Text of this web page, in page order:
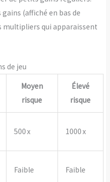
(affiché en bas de
multipliers qui apparaissent
de jeu
Moyen
risque
Élevé
risque
500 x 1000 x
Faible Faible